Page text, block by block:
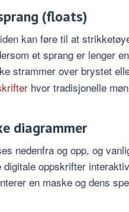
(floats)
kan føre til at
et sprang er lenger
strammer over brystet
hvor tradisjonelle
diagrammer
nedenfra og opp, og
digitale oppskrifter
en maske og dens